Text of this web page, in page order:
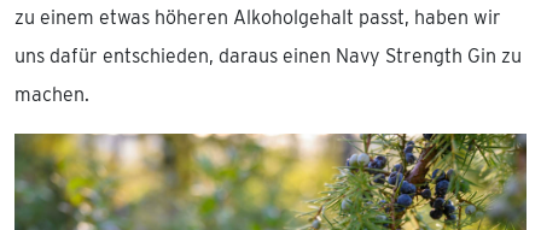
zu einem etwas höheren Alkoholgehalt passt, haben wir
uns dafür entschieden, daraus einen Navy Strength Gin zu
machen.